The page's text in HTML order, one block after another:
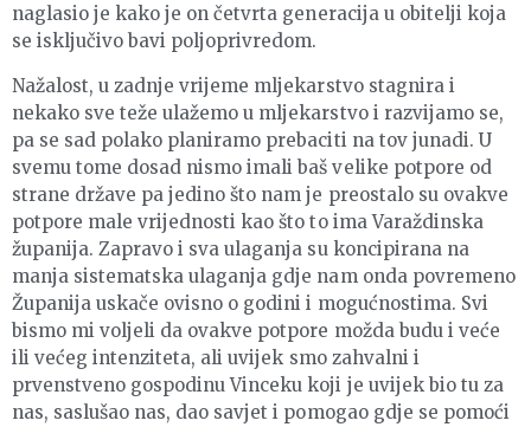
naglasio je kako je on četvrta generacija u obitelji koja
se isključivo bavi poljoprivredom.
Nažalost, u zadnje vrijeme mljekarstvo stagnira i
nekako sve teže ulažemo u mljekarstvo i razvijamo se,
pa se sad polako planiramo prebaciti na tov junadi. U
svemu tome dosad nismo imali baš velike potpore od
strane države pa jedino što nam je preostalo su ovakve
potpore male vrijednosti kao što to ima Varaždinska
županija. Zapravo i sva ulaganja su koncipirana na
manja sistematska ulaganja gdje nam onda povremeno
Županija uskače ovisno o godini i mogućnostima. Svi
bismo mi voljeli da ovakve potpore možda budu i veće
ili većeg intenziteta, ali uvijek smo zahvalni i
prvenstveno gospodinu Vinceku koji je uvijek bio tu za
nas, saslušao nas, dao savjet i pomogao gdje se pomoći